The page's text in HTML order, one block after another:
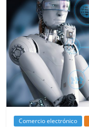
Comercio electrónico